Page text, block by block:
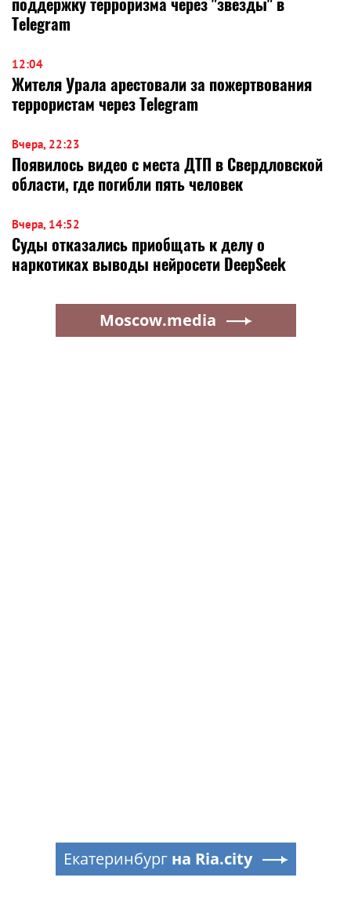
Telegram
12:04
Жителя Урала арестовали за пожертвования
террористам через Telegram
Вчера, 22:23
Появилось видео с места ДТП в Свердловской
области, где погибли пять человек
Вчера, 14:52
Суды отказались приобщать к делу о
наркотиках выводы нейросети DeepSeek
Moscow.media
Екатеринбург на Ria.city